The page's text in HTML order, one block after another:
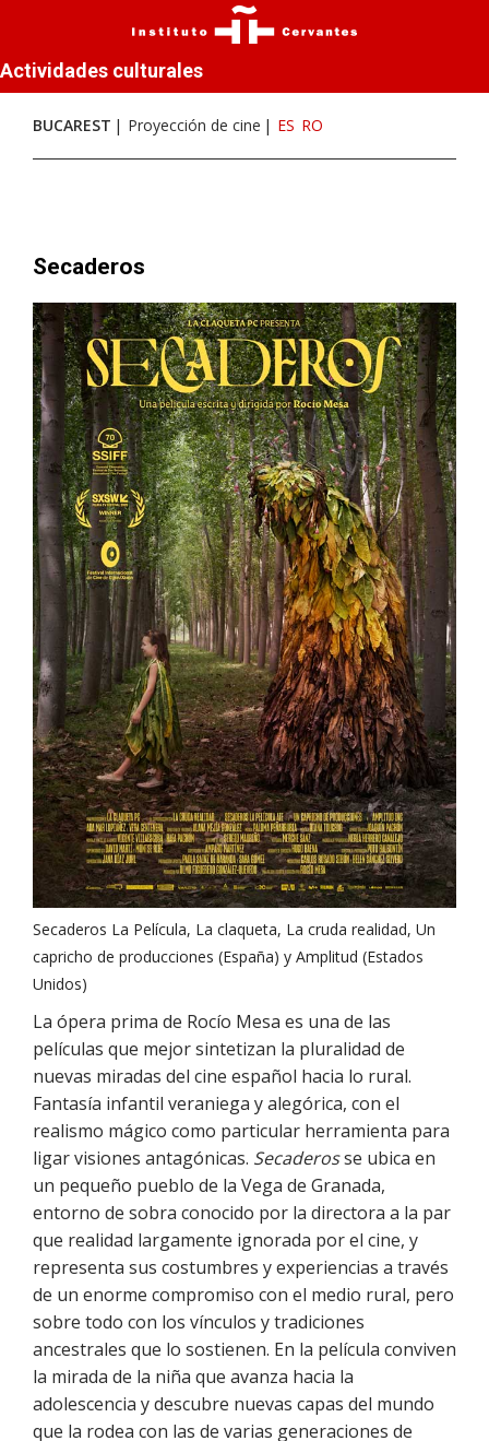
Actividades culturales
BUCAREST Proyección de cine ES RO
Secaderos
Secaderos La Película, La claqueta, La cruda realidad, Un
capricho de producciones (España) y Amplitud (Estados
Unidos)
La ópera prima de Rocío Mesa es una de las
películas que mejor sintetizan la pluralidad de
nuevas miradas del cine español hacia lo rural.
Fantasía infantil veraniega y alegórica, con el
realismo mágico como particular herramienta para
ligar visiones antagónicas. Secaderosse ubica en
un pequeño pueblo de la Vega de Granada,
entorno de sobra conocido por la directora a la par
que realidad largamente ignorada por el cine, y
representa sus costumbres y experiencias a través
de un enorme compromiso con el medio rural, pero
sobre todo con los vínculos y tradiciones
ancestrales que lo sostienen. En la película conviven
la mirada de la niña que avanza hacia la
adolescencia y descubre nuevas capas del mundo
que la rodea con las de varias generaciones de